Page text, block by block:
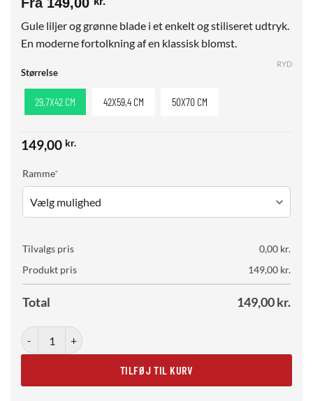
Fra 149,00
Gule liljer og grønne blade i et enkelt og stiliseret udtryk.
En moderne fortolkning af en klassisk blomst.
Størrelse
29,7X42 CM 42X59,4 CM 50X70 CM
RYD
149,00 kr.
Ramme*
Tilvalgs pris 0,00 kr.
Produkt pris
149,00 kr.
Total 149,00kr.
Lily antal
TILFØJ TIL KURV